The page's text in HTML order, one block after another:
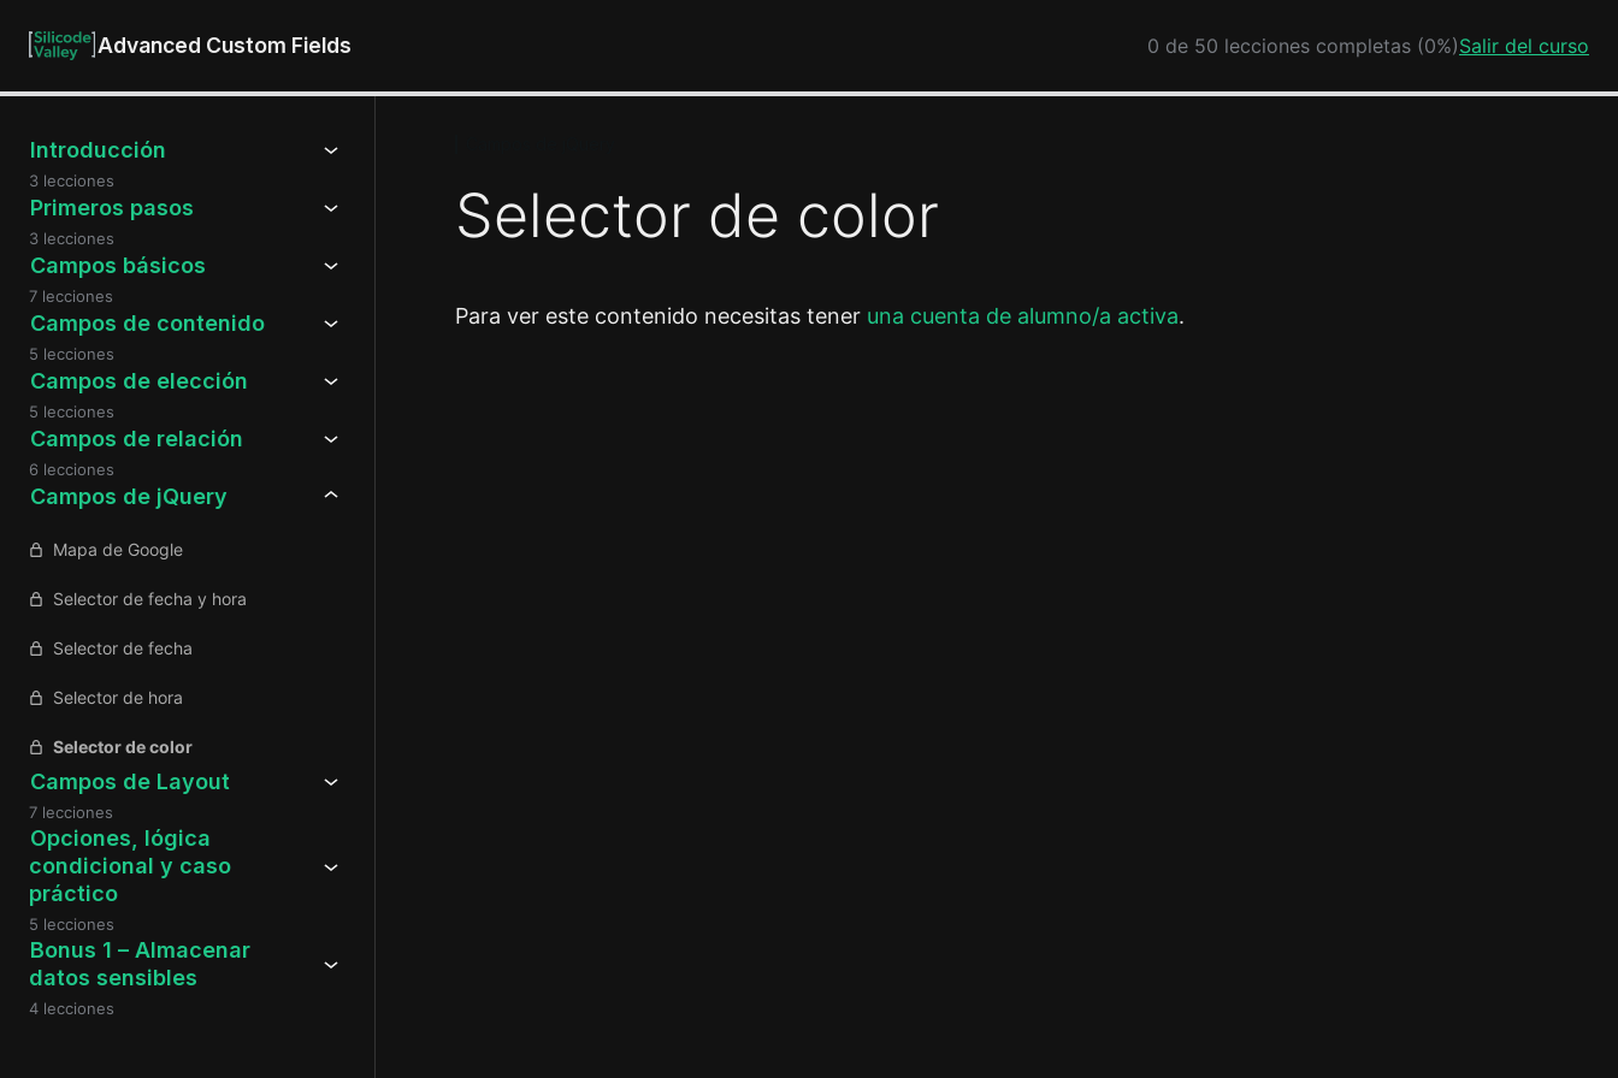
Advanced Custom Fields 0 de 50 lecciones completas (0%)Salir del curso
Introducción
3 lecciones
Primeros pasos
3 lecciones
Campos básicos
7 lecciones
Campos de contenido
5 lecciones
Campos de elección
5 lecciones
Campos de relación
6 lecciones
Campos de jQuery
Mapa de Google
Selector de fecha y hora
Selector de fecha
Selector de hora
Selector de color
Campos de Layout
7 lecciones
Opciones, lógica
condicional y caso
práctico
5 lecciones
Bonus 1 – Almacenar
datos sensibles
4 lecciones
Selector de color
Para ver este contenido necesitas tener una cuenta de alumno/a activa.